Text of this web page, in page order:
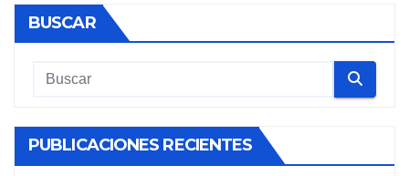
BUSCAR
PUBLICACIONES RECIENTES